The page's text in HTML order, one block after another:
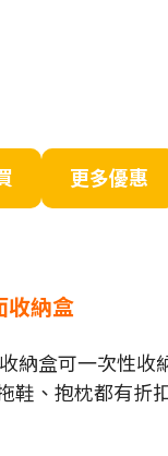
更多優惠
收納盒
納盒可一次性收
鞋、抱枕都有折